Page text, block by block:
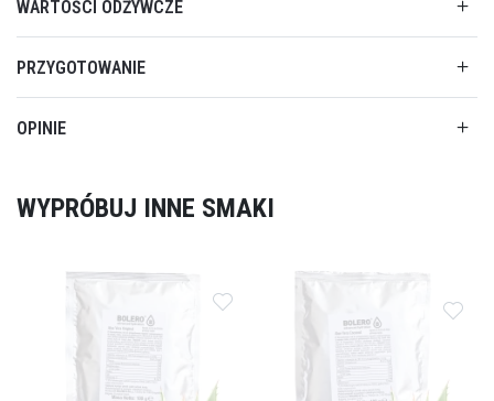
WARTOŚCI ODŻYWCZE
PRZYGOTOWANIE
OPINIE
WYPRÓBUJ INNE SMAKI
Dodaj do ulubionych